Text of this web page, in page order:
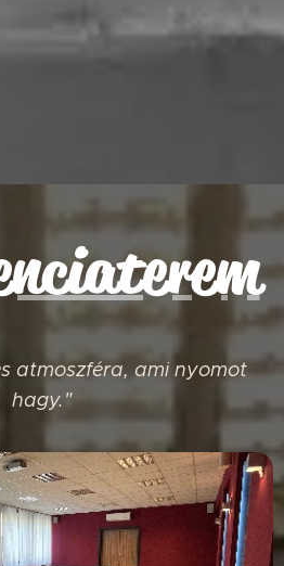
atmoszféra, ami nyomot
hagy."